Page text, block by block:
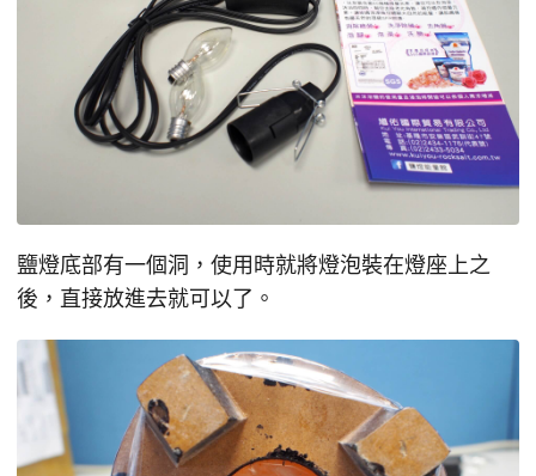
鹽燈底部有一個洞，使用時就將燈泡裝在燈座上之
後，直接放進去就可以了。